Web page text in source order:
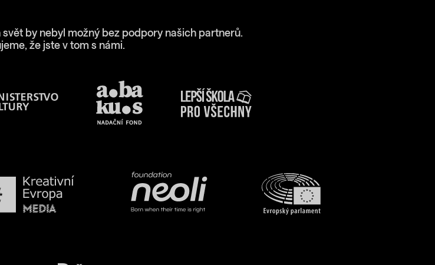
by nebyl možný bez podpory našich partnerů.
že jste v tom s námi.